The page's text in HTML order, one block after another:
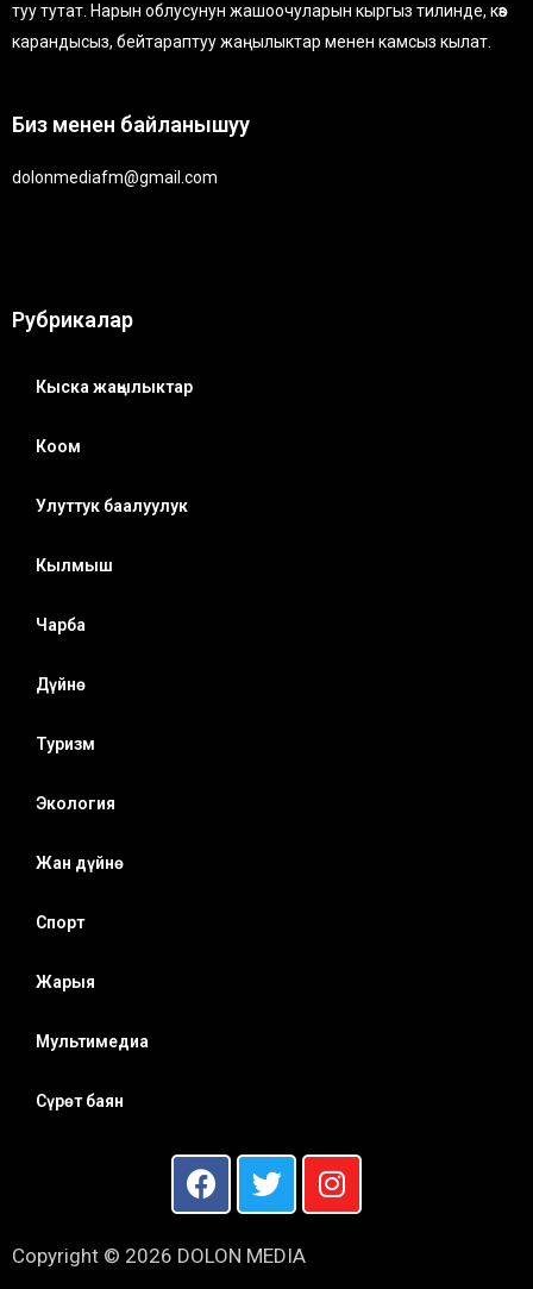
туу тутат. Нарын облусунун жашоочуларын кыргыз тилинде, көз
карандысыз, бейтараптуу жаңылыктар менен камсыз кылат.
Биз менен байланышуу
dolonmediafm@gmail.com
Рубрикалар
Кыска жаңылыктар
Коом
Улуттук баалуулук
Кылмыш
Чарба
Дүйнө
Туризм
Экология
Жан дүйнө
Спорт
Жарыя
Мультимедиа
Сүрөт баян
Copyright © 2026 DOLON MEDIA